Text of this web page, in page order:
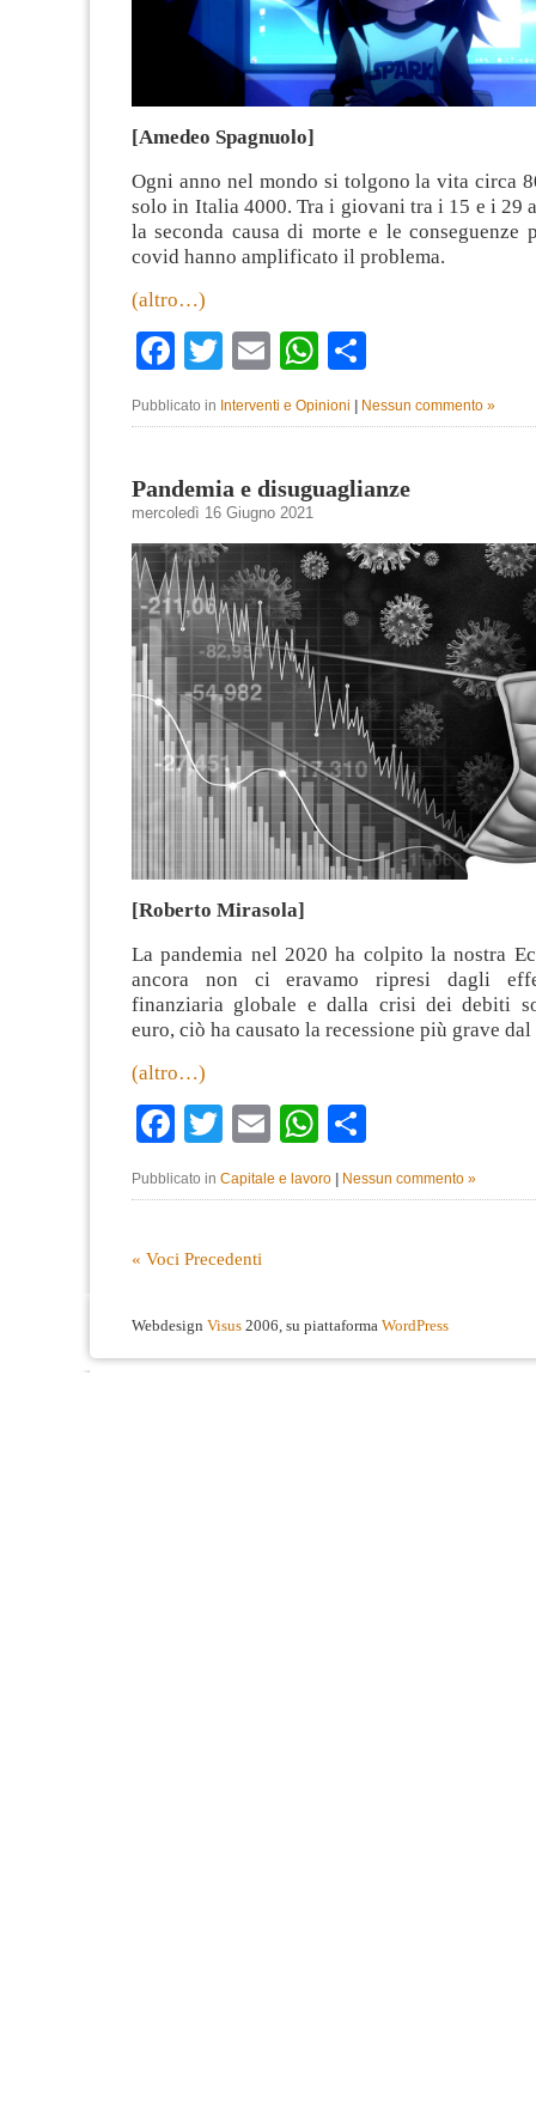
[Amedeo Spagnuolo]
Ogni anno nel mondo si tolgono la vita circa
solo in Italia 4000. Tra i giovani tra i 15 e i 29
la seconda causa di morte e le conseguenze
covid hanno amplificato il problema.
(altro…)
Facebook
TwitterEmailWhatsApp
Pubblicato in Interventi e Opinioni Nessun commento »
Pandemia e disuguaglianze
mercoledì 16 Giugno 2021
[Roberto Mirasola]
La pandemia nel 2020 ha colpito la nostra
ancora non ci eravamo ripresi dagli
finanziaria globale e dalla crisi dei debiti
euro, ciò ha causato la recessione più grave
(altro…)
Facebook
TwitterEmailWhatsApp
Pubblicato in Capitale e lavoro Nessun commento »
« Voci Precedenti
Webdesign Visus 2006, su piattaforma WordPress